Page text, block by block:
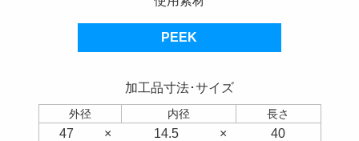
PEEK
加工品寸法･サイズ
外径 内径 長さ
47 × 14.5 × 40